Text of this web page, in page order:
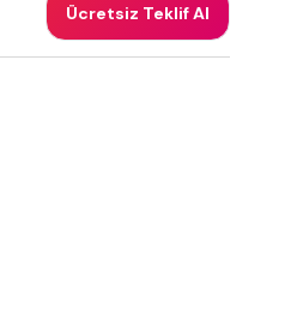
Ücretsiz Teklif Al